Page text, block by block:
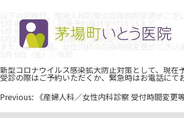
5月 8日（木）：診療予約最終受付18:15まで
5月 9日（金）：診療予約最終受付17:00まで
5月27日（火）：診療予約最終受付18:15まで
また、以下日程、女性内科の診療時間変更がございま
新型コロナウイルス感染拡大防止対策として、現在
受診の際はご予約いただくか、緊急時はお電話にて
投
稿
ナ
Previous: 《産婦人科／女性内科診察 受付時間変更